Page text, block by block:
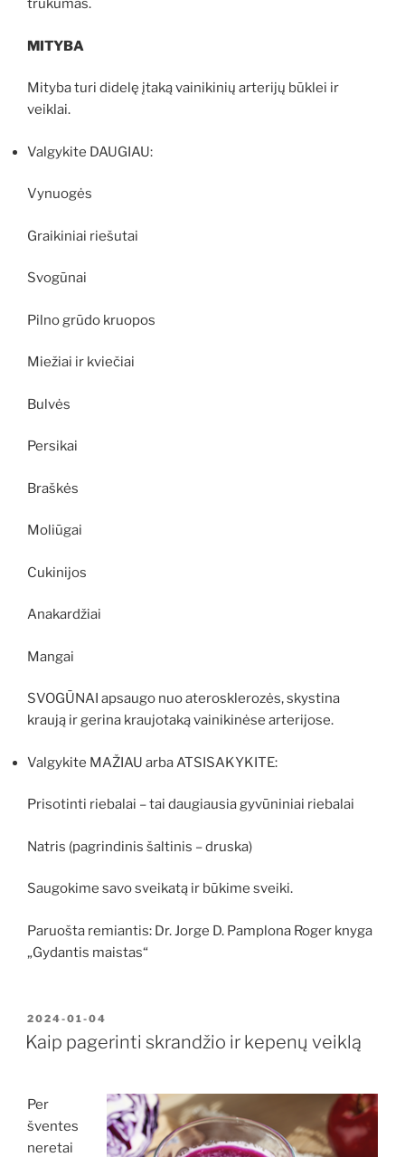
trūkumas.
MITYBA
Mityba turi didelę įtaką vainikinių arterijų būklei ir
veiklai.
Valgykite DAUGIAU:
Vynuogės
Graikiniai riešutai
Svogūnai
Pilno grūdo kruopos
Miežiai ir kviečiai
Bulvės
Persikai
Braškės
Moliūgai
Cukinijos
Anakardžiai
Mangai
SVOGŪNAI apsaugo nuo aterosklerozės, skystina
kraują ir gerina kraujotaką vainikinėse arterijose.
Valgykite MAŽIAU arba ATSISAKYKITE:
Prisotinti riebalai – tai daugiausia gyvūniniai riebalai
Natris (pagrindinis šaltinis – druska)
Saugokime savo sveikatą ir būkime sveiki.
Paruošta remiantis: Dr. Jorge D. Pamplona Roger knyga
„Gydantis maistas“
PASKELBTA
2024-01-04
Kaip pagerinti skrandžio ir kepenų veiklą
Per
šventes
neretai